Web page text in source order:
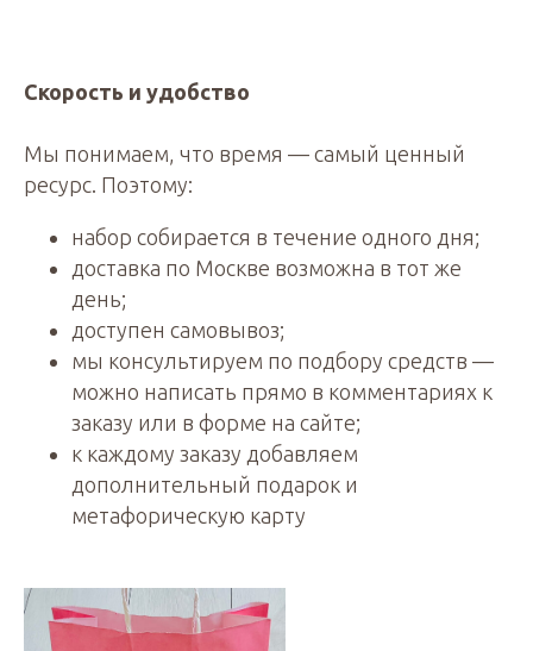
Скорость и удобство
Мы понимаем, что время — самый ценный
ресурс. Поэтому:
набор собирается в течение одного дня;
доставка по Москве возможна в тот же
день;
доступен самовывоз;
мы консультируем по подбору средств —
можно написать прямо в комментариях к
заказу или в форме на сайте;
к каждому заказу добавляем
дополнительный подарок и
метафорическую карту